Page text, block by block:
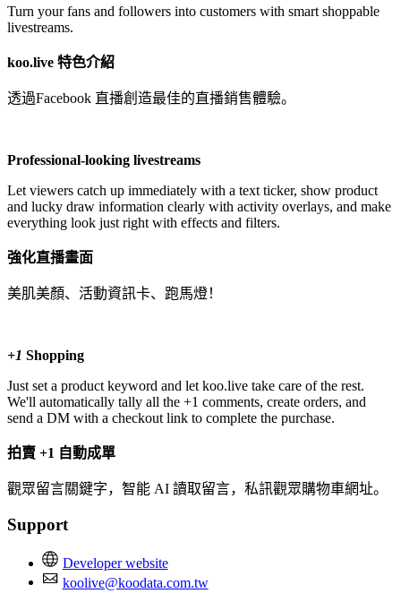
Turn your fans and followers into customers with smart shoppable
livestreams.
koo.live 特色介紹
透過Facebook 直播創造最佳的直播銷售體驗。
Professional-looking livestreams
Let viewers catch up immediately with a text ticker, show product
and lucky draw information clearly with activity overlays, and make
everything look just right with effects and filters.
強化直播畫面
美肌美顏、活動資訊卡、跑馬燈！
+1 Shopping
Just set a product keyword and let koo.live take care of the rest.
We'll automatically tally all the +1 comments, create orders, and
send a DM with a checkout link to complete the purchase.
拍賣 +1 自動成單
觀眾留言關鍵字，智能 AI 讀取留言，私訊觀眾購物車網址。
Support
Developer website
koolive@koodata.com.tw